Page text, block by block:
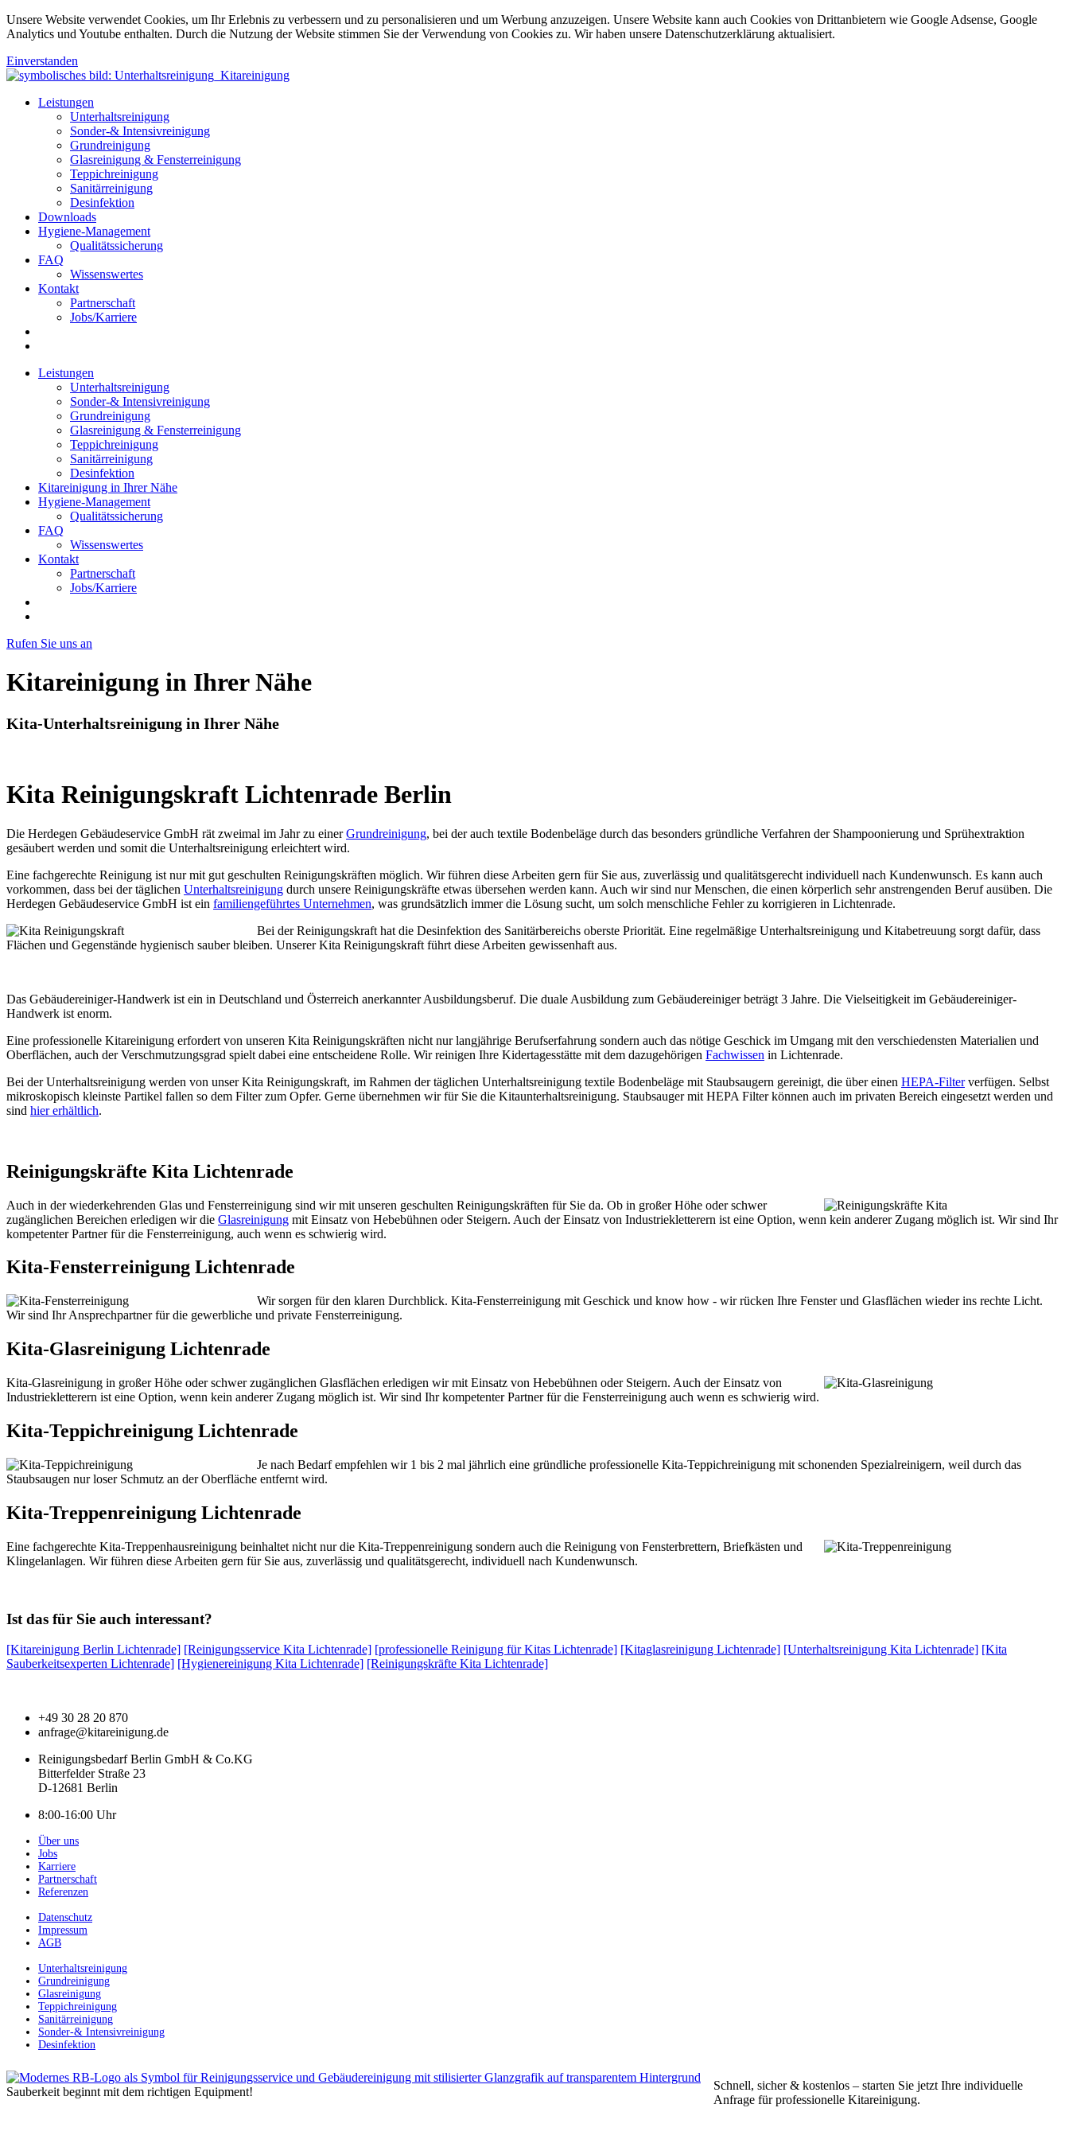
Unsere Website verwendet Cookies, um Ihr Erlebnis zu verbessern und zu personalisieren und um Werbung anzuzeigen. Unsere Website kann auch Cookies von Drittanbietern wie Google Adsense, Google
Analytics und Youtube enthalten. Durch die Nutzung der Website stimmen Sie der Verwendung von Cookies zu. Wir haben unsere Datenschutzerklärung aktualisiert.
Einverstanden
Leistungen
Unterhaltsreinigung
Sonder-& Intensivreinigung
Grundreinigung
Glasreinigung & Fensterreinigung
Teppichreinigung
Sanitärreinigung
Desinfektion
Downloads
Hygiene-Management
Qualitätssicherung
FAQ
Wissenswertes
Kontakt
Partnerschaft
Jobs/Karriere
Leistungen
Unterhaltsreinigung
Sonder-& Intensivreinigung
Grundreinigung
Glasreinigung & Fensterreinigung
Teppichreinigung
Sanitärreinigung
Desinfektion
Kitareinigung in Ihrer Nähe
Hygiene-Management
Qualitätssicherung
FAQ
Wissenswertes
Kontakt
Partnerschaft
Jobs/Karriere
Rufen Sie uns an
Kitareinigung in Ihrer Nähe
Kita-Unterhaltsreinigung in Ihrer Nähe
Kita Reinigungskraft Lichtenrade Berlin
Die Herdegen Gebäudeservice GmbH rät zweimal im Jahr zu einerGrundreinigung, bei der auch textile Bodenbeläge durch das besonders gründliche Verfahren der Shampoonierung und Sprühextraktion
gesäubert werden und somit die Unterhaltsreinigung erleichtert wird.
Eine fachgerechte Reinigung ist nur mit gut geschulten Reinigungskräften möglich. Wir führen diese Arbeiten gern für Sie aus, zuverlässig und qualitätsgerecht individuell nach Kundenwunsch. Es kann auch
vorkommen, dass bei der täglichen Unterhaltsreinigung durch unsere Reinigungskräfte etwas übersehen werden kann. Auch wir sind nur Menschen, die einen körperlich sehr anstrengenden Beruf ausüben. Die
Herdegen Gebäudeservice GmbH ist ein familiengeführtes Unternehmen, was grundsätzlich immer die Lösung sucht, um solch menschliche Fehler zu korrigieren in Lichtenrade.
Bei der Reinigungskraft hat die Desinfektion des Sanitärbereichs oberste Priorität. Eine regelmäßige Unterhaltsreinigung und Kitabetreuung sorgt dafür, dass
Flächen und Gegenstände hygienisch sauber bleiben. Unserer Kita Reinigungskraft führt diese Arbeiten gewissenhaft aus.
Das Gebäudereiniger-Handwerk ist ein in Deutschland und Österreich anerkannter Ausbildungsberuf. Die duale Ausbildung zum Gebäudereiniger beträgt 3 Jahre. Die Vielseitigkeit im Gebäudereiniger-
Handwerk ist enorm.
Eine professionelle Kitareinigung erfordert von unseren Kita Reinigungskräften nicht nur langjährige Berufserfahrung sondern auch das nötige Geschick im Umgang mit den verschiedensten Materialien und
Oberflächen, auch der Verschmutzungsgrad spielt dabei eine entscheidene Rolle. Wir reinigen Ihre Kidertagesstätte mit dem dazugehörigen Fachwissen in Lichtenrade.
Bei der Unterhaltsreinigung werden von unser Kita Reinigungskraft, im Rahmen der täglichen Unterhaltsreinigung textile Bodenbeläge mit Staubsaugern gereinigt, die über einen HEPA-Filterverfügen. Selbst
mikroskopisch kleinste Partikel fallen so dem Filter zum Opfer. Gerne übernehmen wir für Sie die Kitaunterhaltsreinigung. Staubsauger mit HEPA Filter können auch im privaten Bereich eingesetzt werden und
sind hier erhältlich.
Reinigungskräfte Kita Lichtenrade
Auch in der wiederkehrenden Glas und Fensterreinigung sind wir mit unseren geschulten Reinigungskräften für Sie da. Ob in großer Höhe oder schwer
zugänglichen Bereichen erledigen wir die Glasreinigung mit Einsatz von Hebebühnen oder Steigern. Auch der Einsatz von Industriekletterern ist eine Option, wenn kein anderer Zugang möglich ist. Wir sind Ihr
kompetenter Partner für die Fensterreinigung, auch wenn es schwierig wird.
Kita-Fensterreinigung Lichtenrade
Wir sorgen für den klaren Durchblick. Kita-Fensterreinigung mit Geschick und know how - wir rücken Ihre Fenster und Glasflächen wieder ins rechte Licht.
Wir sind Ihr Ansprechpartner für die gewerbliche und private Fensterreinigung.
Kita-Glasreinigung Lichtenrade
Kita-Glasreinigung in großer Höhe oder schwer zugänglichen Glasflächen erledigen wir mit Einsatz von Hebebühnen oder Steigern. Auch der Einsatz von
Industriekletterern ist eine Option, wenn kein anderer Zugang möglich ist. Wir sind Ihr kompetenter Partner für die Fensterreinigung auch wenn es schwierig wird.
Kita-Teppichreinigung Lichtenrade
Je nach Bedarf empfehlen wir 1 bis 2 mal jährlich eine gründliche professionelle Kita-Teppichreinigung mit schonenden Spezialreinigern, weil durch das
Staubsaugen nur loser Schmutz an der Oberfläche entfernt wird.
Kita-Treppenreinigung Lichtenrade
Eine fachgerechte Kita-Treppenhausreinigung beinhaltet nicht nur die Kita-Treppenreinigung sondern auch die Reinigung von Fensterbrettern, Briefkästen und
Klingelanlagen. Wir führen diese Arbeiten gern für Sie aus, zuverlässig und qualitätsgerecht, individuell nach Kundenwunsch.
Ist das für Sie auch interessant?
[Kitareinigung Berlin Lichtenrade] [Reinigungsservice Kita Lichtenrade] [professionelle Reinigung für Kitas Lichtenrade] [Kitaglasreinigung Lichtenrade] [Unterhaltsreinigung Kita Lichtenrade] [Kita
Sauberkeitsexperten Lichtenrade] [Hygienereinigung Kita Lichtenrade] [Reinigungskräfte Kita Lichtenrade]
+49 30 28 20 870
anfrage@kitareinigung.de
Reinigungsbedarf Berlin GmbH & Co.KG
Bitterfelder Straße 23
D-12681 Berlin
8:00-16:00 Uhr
Über uns
Jobs
Karriere
Partnerschaft
Referenzen
Datenschutz
Impressum
AGB
Unterhaltsreinigung
Grundreinigung
Glasreinigung
Teppichreinigung
Sanitärreinigung
Sonder-& Intensivreinigung
Desinfektion
Sauberkeit beginnt mit dem richtigen Equipment!
Schnell, sicher & kostenlos – starten Sie jetzt Ihre individuelle
Anfrage für professionelle Kitareinigung.